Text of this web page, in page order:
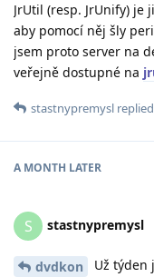
JrUtil (resp. JrUnify) je
aby pomocí něj šly
jsem proto server na
veřejně dostupné na
stastnypremysl
A MONTH LATER
S stastnypremysl
dvdkon Už týden